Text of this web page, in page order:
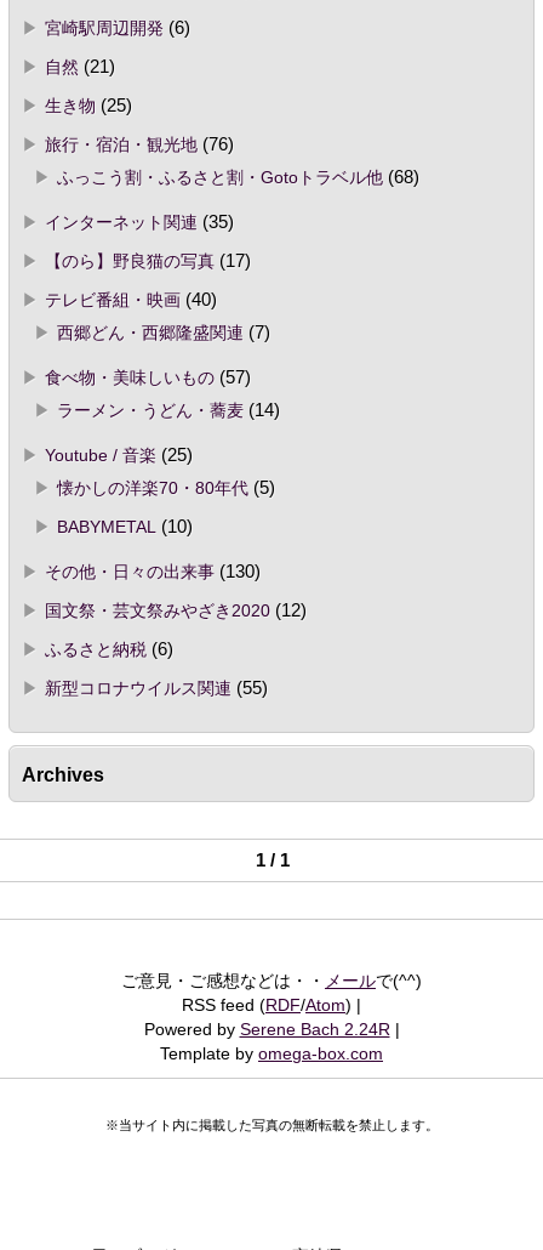
宮崎駅周辺開発(6)
自然 (21)
生き物 (25)
旅行・宿泊・観光地(76)
ふっこう割・ふるさと割・Gotoトラベル他(68)
インターネット関連 (35)
【のら】野良猫の写真(17)
テレビ番組・映画(40)
西郷どん・西郷隆盛関連 (7)
食べ物・美味しいもの(57)
ラーメン・うどん・蕎麦(14)
Youtube / 音楽 (25)
懐かしの洋楽70・80年代(5)
BABYMETAL
(10)
その他・日々の出来事(130)
国文祭・芸文祭みやざき2020(12)
ふるさと納税(6)
新型コロナウイルス関連 (55)
Archives
1 / 1
ご意見・ご感想などは・・ メールで(^^)
RSS feed (RDF/Atom)
Powered by Serene Bach 2.24R
Template by omega-box.com
※当サイト内に掲載した写真の無断転載を禁止します。